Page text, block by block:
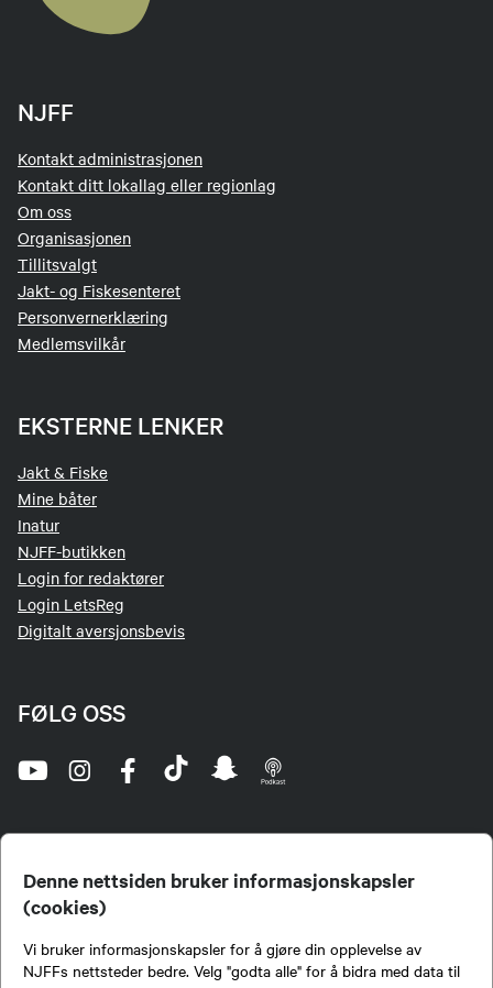
Denne nettsiden bruker informasjonskapsler
(cookies)
Vi bruker informasjonskapsler for å gjøre din opplevelse av
NJFFs nettsteder bedre. Velg "godta alle" for å bidra med data til
NJFF
Kontakt administrasjonen
Kontakt ditt lokallag eller regionlag
Om oss
Organisasjonen
Tillitsvalgt
Jakt- og Fiskesenteret
Personvernerklæring
Medlemsvilkår
EKSTERNE LENKER
Jakt & Fiske
Mine båter
Inatur
NJFF-butikken
Login for redaktører
Login LetsReg
Digitalt aversjonsbevis
FØLG OSS
jegere og sportsfiskere og et av de viktigste miljøene for formidling av kunnskap om jakt og
fiske i Norge. Vi er en partipolitisk nøytral organisasjon, men har et sterkt jakt-, fiske-, og